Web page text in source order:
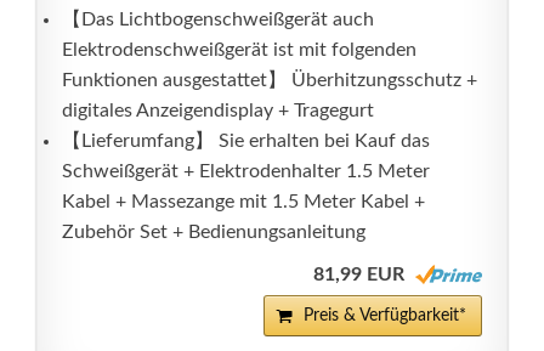
【Das Lichtbogenschweißgerät auch
Elektrodenschweißgerät ist mit folgenden
Funktionen ausgestattet】 Überhitzungsschutz +
digitales Anzeigendisplay + Tragegurt
【Lieferumfang】 Sie erhalten bei Kauf das
Schweißgerät + Elektrodenhalter 1.5 Meter
Kabel + Massezange mit 1.5 Meter Kabel +
Zubehör Set + Bedienungsanleitung
81,99 EUR
Preis & Verfügbarkeit*